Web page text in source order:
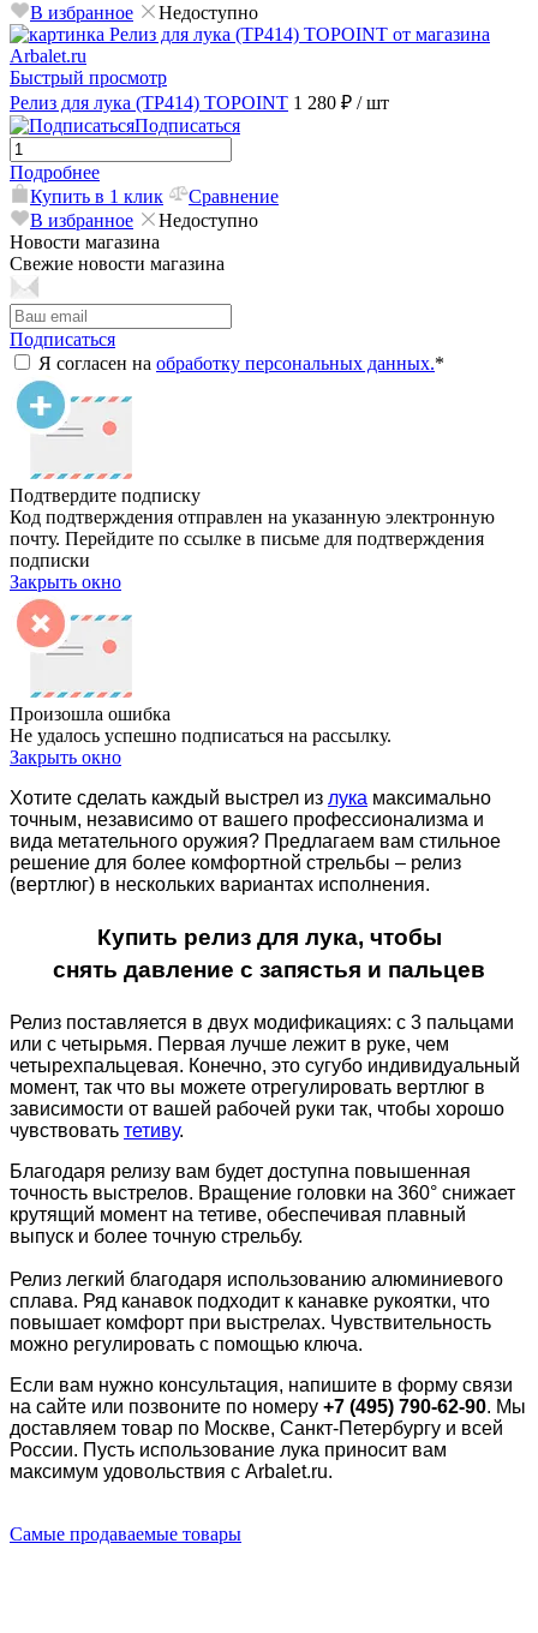
В избранное
Недоступно
Быстрый просмотр
Релиз для лука (TP414) TOPOINT 1 280 ₽ / шт
Подписаться
Подробнее
Купить в 1 клик
Сравнение
В избранное
Недоступно
Новости магазина
Свежие новости магазина
Подписаться
Я согласен на обработку персональных данных.*
Подтвердите подписку
Код подтверждения отправлен на указанную электронную
почту. Перейдите по ссылке в письме для подтверждения
подписки
Закрыть окно
Произошла ошибка
Не удалось успешно подписаться на рассылку.
Закрыть окно
Хотите сделать каждый выстрел из лука максимально
точным, независимо от вашего профессионализма и
вида метательного оружия? Предлагаем вам стильное
решение для более комфортной стрельбы – релиз
(вертлюг) в нескольких вариантах исполнения.
Купить релиз для лука, чтобы
снять давление с запястья и пальцев
Релиз поставляется в двух модификациях: с 3 пальцами
или с четырьмя. Первая лучше лежит в руке, чем
четырехпальцевая. Конечно, это сугубо индивидуальный
момент, так что вы можете отрегулировать вертлюг в
зависимости от вашей рабочей руки так, чтобы хорошо
чувствовать тетиву.
Благодаря релизу вам будет доступна повышенная
точность выстрелов. Вращение головки на 360° снижает
крутящий момент на тетиве, обеспечивая плавный
выпуск и более точную стрельбу.
Релиз легкий благодаря использованию алюминиевого
сплава. Ряд канавок подходит к канавке рукоятки, что
повышает комфорт при выстрелах. Чувствительность
можно регулировать с помощью ключа.
Если вам нужно консультация, напишите в форму связи
на сайте или позвоните по номеру +7 (495) 790-62-90. Мы
доставляем товар по Москве, Санкт-Петербургу и всей
России. Пусть использование лука приносит вам
максимум удовольствия с Arbalet.ru.
Самые продаваемые товары